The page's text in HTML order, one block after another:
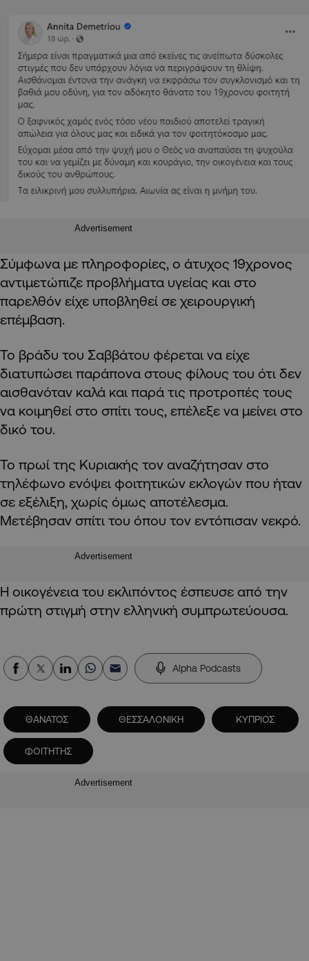
Advertisement
Σύμφωνα με πληροφορίες, ο άτυχος 19χρονος
αντιμετώπιζε προβλήματα υγείας και στο
παρελθόν είχε υποβληθεί σε χειρουργική
επέμβαση.
Το βράδυ του Σαββάτου φέρεται να είχε
διατυπώσει παράπονα στους φίλους του ότι δεν
αισθανόταν καλά και παρά τις προτροπές τους
να κοιμηθεί στο σπίτι τους, επέλεξε να μείνει στο
δικό του.
Το πρωί της Κυριακής τον αναζήτησαν στο
τηλέφωνο ενόψει φοιτητικών εκλογών που ήταν
σε εξέλιξη, χωρίς όμως αποτέλεσμα.
Μετέβησαν σπίτι του όπου τον εντόπισαν νεκρό.
Advertisement
Η οικογένεια του εκλιπόντος έσπευσε από την
πρώτη στιγμή στην ελληνική συμπρωτεύουσα.
Alpha Podcasts
ΘΑΝΑΤΟΣ ΘΕΣΣΑΛΟΝΙΚΗ ΚΥΠΡΙΟΣ
ΦΟΙΤΗΤΗΣ
Advertisement